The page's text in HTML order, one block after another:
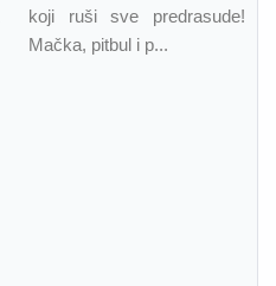
koji ruši sve predrasude!
Mačka, pitbul i p...